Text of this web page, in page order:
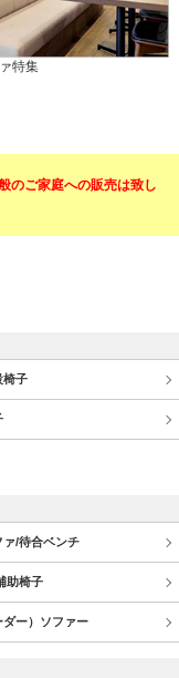
特集
のご家庭への販売は致し
椅子
ァ/待合ベンチ
助椅子
ダー）ソファー